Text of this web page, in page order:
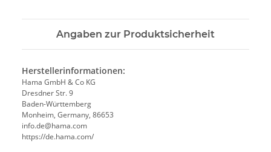
Angaben zur Produktsicherheit
Herstellerinformationen:
Hama GmbH & Co KG
Dresdner Str. 9
Baden-Württemberg
Monheim, Germany, 86653
info.de@hama.com
https://de.hama.com/